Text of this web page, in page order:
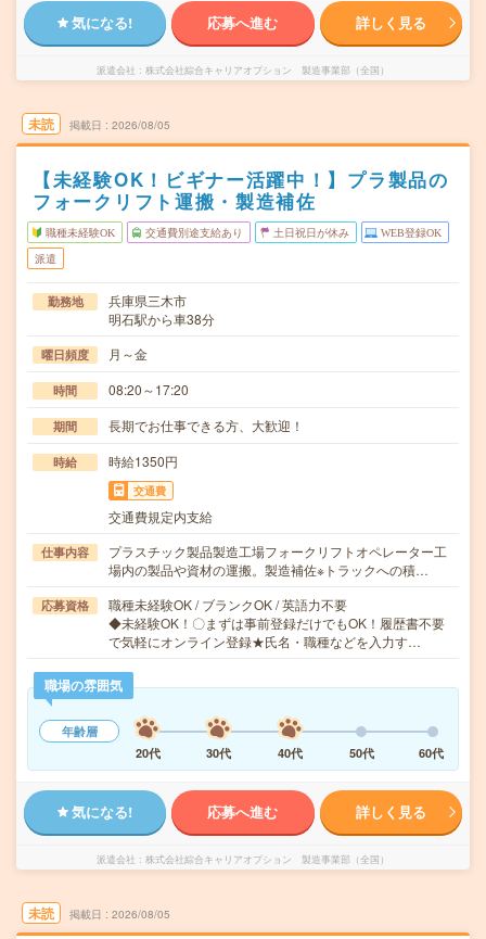
気になる! 応募へ進む 詳しく見る
派遣会社 株式会社綜合キャリアオプション 製造事業部（全国）
未読 掲載日 2026/08/05
【未経験OK！ビギナー活躍中！】プラ製品の
フォークリフト運搬・製造補佐
職種未経験OK 交通費別途支給あり 土日祝日が休み WEB登録OK
派遣
勤務地
兵庫県三木市
明石駅から車38分
曜日頻度 月～金
時間 08:20～17:20
期間 長期でお仕事できる方、大歓迎！
時給 時給1350円
交通費
交通費規定内支給
仕事内容
プラスチック製品製造工場フォークリフトオペレーター工
場内の製品や資材の運搬。製造補佐※トラックへの積…
応募資格
職種未経験OK / ブランクOK / 英語力不要
◆未経験OK！〇まずは事前登録だけでもOK！履歴書不要
で気軽にオンライン登録★氏名・職種などを入力す…
職場の雰囲気
年齢層
20代
30代 40代 50代 60代
気になる! 応募へ進む 詳しく見る
派遣会社 株式会社綜合キャリアオプション 製造事業部（全国）
未読 掲載日 2026/08/05